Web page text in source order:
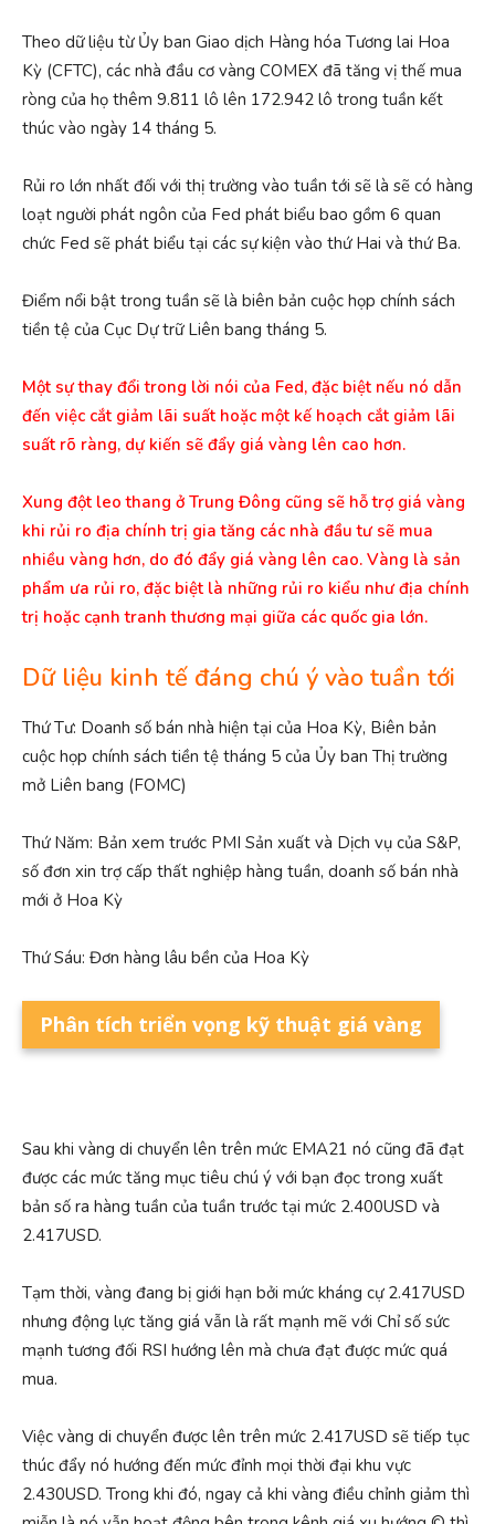
Theo dữ liệu từ Ủy ban Giao dịch Hàng hóa Tương lai Hoa
Kỳ (CFTC), các nhà đầu cơ vàng COMEX đã tăng vị thế mua
ròng của họ thêm 9.811 lô lên 172.942 lô trong tuần kết
thúc vào ngày 14 tháng 5.
Rủi ro lớn nhất đối với thị trường vào tuần tới sẽ là sẽ có hàng
loạt người phát ngôn của Fed phát biểu bao gồm 6 quan
chức Fed sẽ phát biểu tại các sự kiện vào thứ Hai và thứ Ba.
Điểm nổi bật trong tuần sẽ là biên bản cuộc họp chính sách
tiền tệ của Cục Dự trữ Liên bang tháng 5.
Một sự thay đổi trong lời nói của Fed, đặc biệt nếu nó dẫn
đến việc cắt giảm lãi suất hoặc một kế hoạch cắt giảm lãi
suất rõ ràng, dự kiến ​​sẽ đẩy giá vàng lên cao hơn.
Xung đột leo thang ở Trung Đông cũng sẽ hỗ trợ giá vàng
khi rủi ro địa chính trị gia tăng các nhà đầu tư sẽ mua
nhiều vàng hơn, do đó đẩy giá vàng lên cao. Vàng là sản
phẩm ưa rủi ro, đặc biệt là những rủi ro kiểu như địa chính
trị hoặc cạnh tranh thương mại giữa các quốc gia lớn.
Dữ liệu kinh tế đáng chú ý vào tuần tới
Thứ Tư: Doanh số bán nhà hiện tại của Hoa Kỳ, Biên bản
cuộc họp chính sách tiền tệ tháng 5 của Ủy ban Thị trường
mở Liên bang (FOMC)
Thứ Năm: Bản xem trước PMI Sản xuất và Dịch vụ của S&P,
số đơn xin trợ cấp thất nghiệp hàng tuần, doanh số bán nhà
mới ở Hoa Kỳ
Thứ Sáu: Đơn hàng lâu bền của Hoa Kỳ
Phân tích triển vọng kỹ thuật giá vàng
Sau khi vàng di chuyển lên trên mức EMA21 nó cũng đã đạt
được các mức tăng mục tiêu chú ý với bạn đọc trong xuất
bản số ra hàng tuần của tuần trước tại mức 2.400USD và
2.417USD.
Tạm thời, vàng đang bị giới hạn bởi mức kháng cự 2.417USD
nhưng động lực tăng giá vẫn là rất mạnh mẽ với Chỉ số sức
mạnh tương đối RSI hướng lên mà chưa đạt được mức quá
mua.
Việc vàng di chuyển được lên trên mức 2.417USD sẽ tiếp tục
thúc đẩy nó hướng đến mức đỉnh mọi thời đại khu vực
2.430USD. Trong khi đó, ngay cả khi vàng điều chỉnh giảm thì